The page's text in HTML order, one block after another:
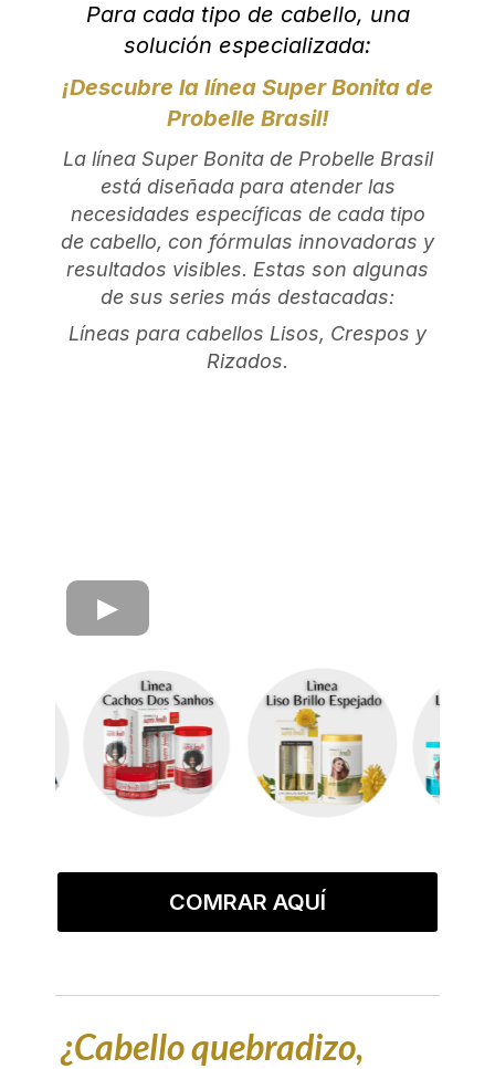
Para cada tipo de cabello, una
solución especializada:
¡Descubre la línea Super Bonita de
Probelle Brasil!
La línea Super Bonita de Probelle Brasil
está diseñada para atender las
necesidades específicas de cada tipo
de cabello, con fórmulas innovadoras y
resultados visibles. Estas son algunas
de sus series más destacadas:
Líneas para cabellos Lisos, Crespos y
Rizados.
COMRAR AQUÍ
¿Cabello quebradizo,